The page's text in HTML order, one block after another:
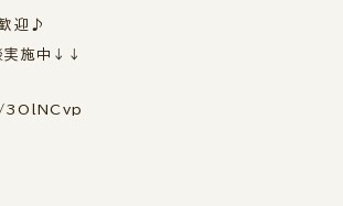
迎♪
実施中↓↓